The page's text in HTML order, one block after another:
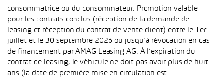
consommatrice ou du consommateur. Promotion valable
pour les contrats conclus (réception de la demande de
leasing et réception du contrat de vente client) entre le 1er
juillet et le 30 septembre 2026 ou jusqu’à révocation en cas
de financement par AMAG Leasing AG. À l’expiration du
contrat de leasing, le véhicule ne doit pas avoir plus de huit
ans (la date de première mise en circulation est